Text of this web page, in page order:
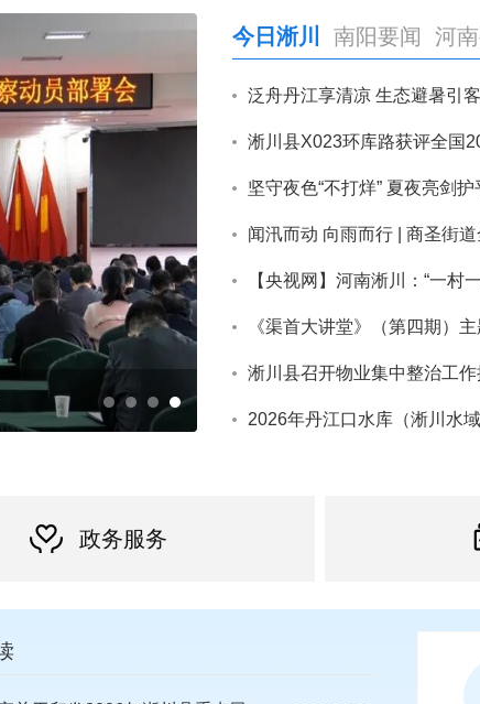
今日淅川 南阳要闻 河
泛舟丹江享清凉 生态避暑引
淅川县X023环库路获评全国
坚守夜色“不打烊” 夏夜亮剑护
《渠首大讲堂》（第四期）
淅川县召开物业集中整治工作
政务服务